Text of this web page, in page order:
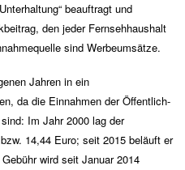
beauftragt und
den jeder Fernsehhaushalt
sind Werbeumsätze.
Jahren in ein
da die Einnahmen der Öffentlich-
Im Jahr 2000 lag der
14,44 Euro; seit 2015 beläuft er
wird seit Januar 2014